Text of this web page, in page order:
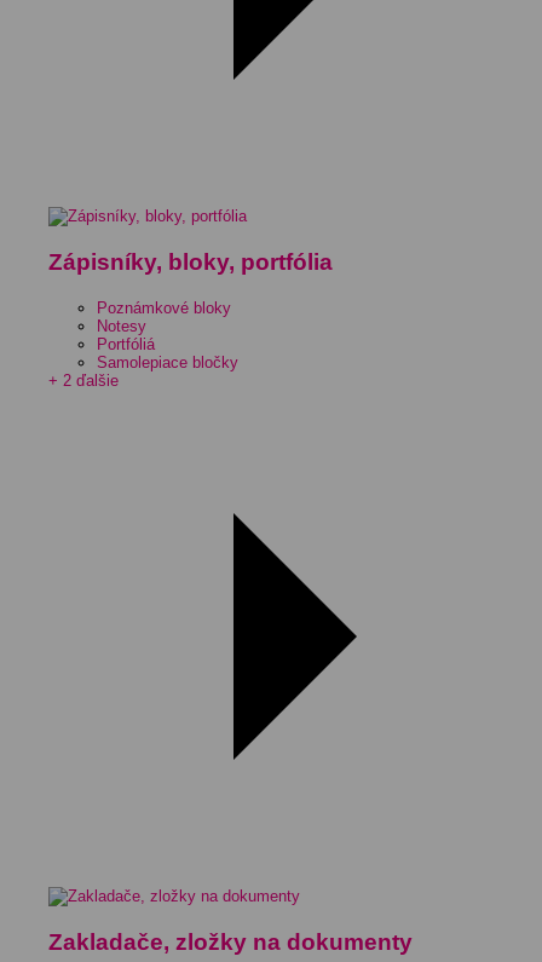
Zápisníky, bloky, portfólia
Poznámkové bloky
Notesy
Portfóliá
Samolepiace bločky
+ 2 ďalšie
Zakladače, zložky na dokumenty